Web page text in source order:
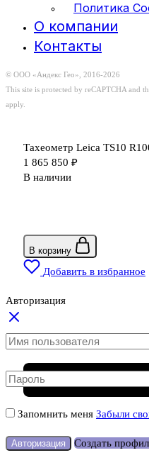
Политика
О компании
Контакты
© ООО «Андекс Гео», 2016-2026
This site is protected by reCAPTCHA and
apply.
Тахеометр Leica TS10
1 865 850 ₽
В наличии
В корзину
Добавить в избранное
Авторизация
Запомнить меня Забыли
Авторизация Создать